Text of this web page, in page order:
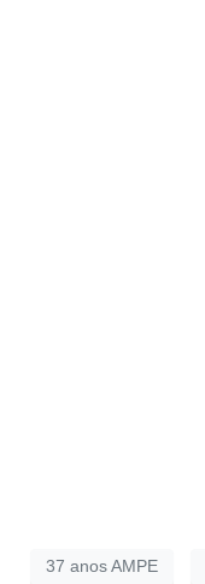
37 anos AMPE